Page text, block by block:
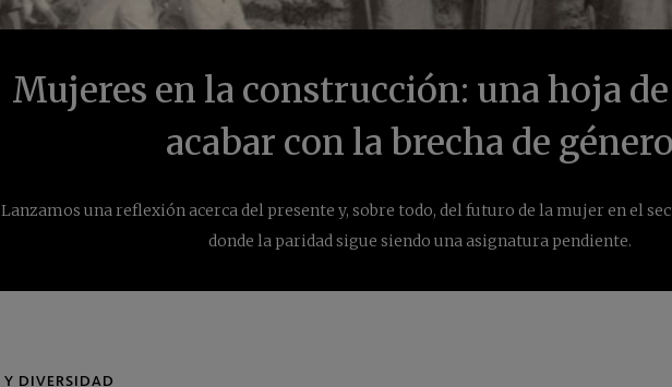
Mujeres en la construcción: una hoja
acabar con la brecha de género
Lanzamos una reflexión acerca del presente y, sobre todo, del futuro de la mujer en el
donde la paridad sigue siendo una asignatura pendiente.